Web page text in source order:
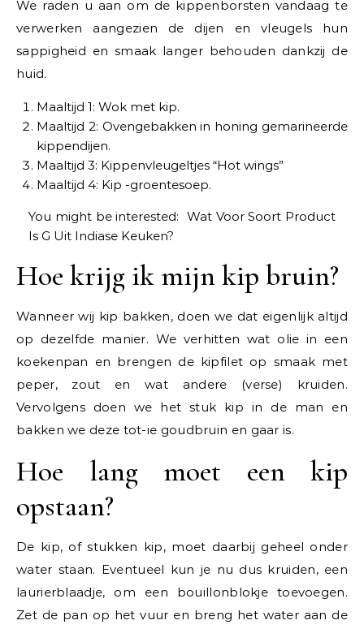
We raden u aan om de kippenborsten vandaag te
verwerken aangezien de dijen en vleugels hun
sappigheid en smaak langer behouden dankzij de
huid.
Maaltijd 1: Wok met kip.
Maaltijd 2: Ovengebakken in honing gemarineerde
kippendijen.
Maaltijd 3: Kippenvleugeltjes “Hot wings”
Maaltijd 4: Kip -groentesoep.
You might be interested: Wat Voor Soort Product
Is G Uit Indiase Keuken?
Hoe krijg ik mijn kip bruin?
Wanneer wij kip bakken, doen we dat eigenlijk altijd
op dezelfde manier. We verhitten wat olie in een
koekenpan en brengen de kipfilet op smaak met
peper, zout en wat andere (verse) kruiden.
Vervolgens doen we het stuk kip in de man en
bakken we deze tot-ie goudbruin en gaar is.
Hoe lang moet een kip
opstaan?
De kip, of stukken kip, moet daarbij geheel onder
water staan. Eventueel kun je nu dus kruiden, een
laurierblaadje, om een bouillonblokje toevoegen.
Zet de pan op het vuur en breng het water aan de